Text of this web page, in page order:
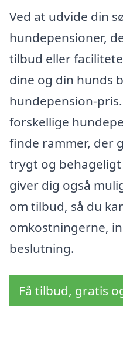
Ved at udvide din
hundepensioner,
tilbud eller
dine og din hunds
hundepension-
forskellige
finde rammer, der
trygt og
giver dig også
om tilbud, så du
omkostningerne,
beslutning.
Få tilbud, gratis